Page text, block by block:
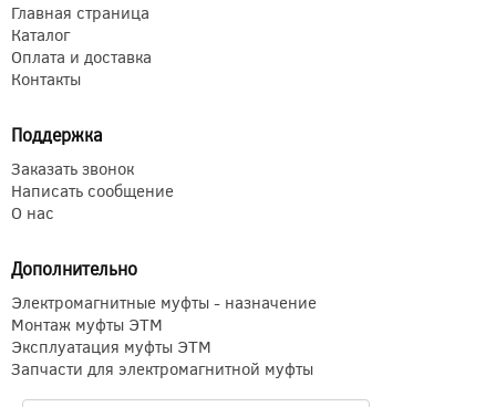
Главная страница
Каталог
Оплата и доставка
Контакты
Поддержка
Заказать звонок
Написать сообщение
О нас
Дополнительно
Электромагнитные муфты - назначение
Монтаж муфты ЭТМ
Эксплуатация муфты ЭТМ
Запчасти для электромагнитной муфты